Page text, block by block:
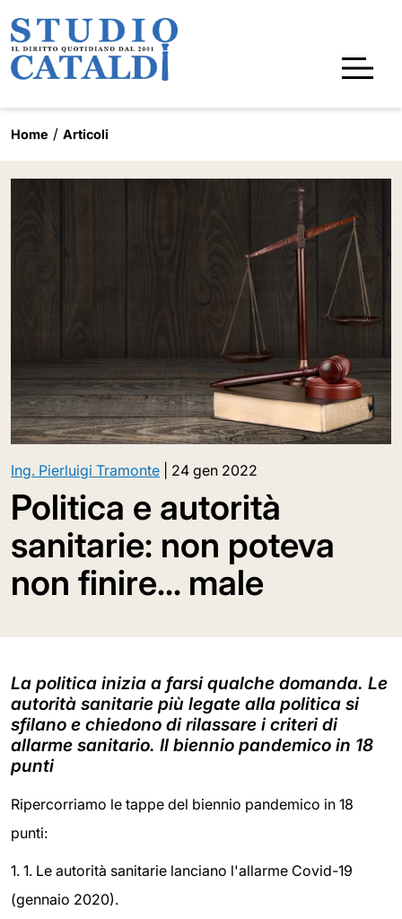
Home Articoli
Ing. Pierluigi Tramonte 24 gen 2022
Politica e autorità
sanitarie: non poteva
non finire... male
La politica inizia a farsi qualche domanda. Le
autorità sanitarie più legate alla politica si
sfilano e chiedono di rilassare i criteri di
allarme sanitario. Il biennio pandemico in 18
punti
Ripercorriamo le tappe del biennio pandemico in 18
punti:
1. 1. Le autorità sanitarie lanciano l'allarme Covid-19
(gennaio 2020).